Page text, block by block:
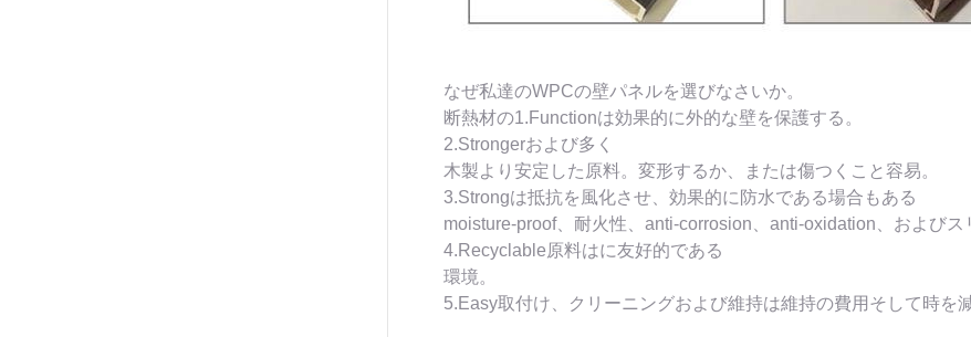
なぜ私達のWPCの壁パネルを選びなさいか。
断熱材の1.Functionは効果的に外的な壁を保護する。
2.Strongerおよび多く
木製より安定した原料。変形するか、または傷つくこと容易。
3.Strongは抵抗を風化させ、効果的に防水である場合もある
moisture-proof、耐火性、anti-corrosion、anti-oxidation、およびス
4.Recyclable原料はに友好的である
環境。
5.Easy取付け、クリーニングおよび維持は維持の費用そして時を減